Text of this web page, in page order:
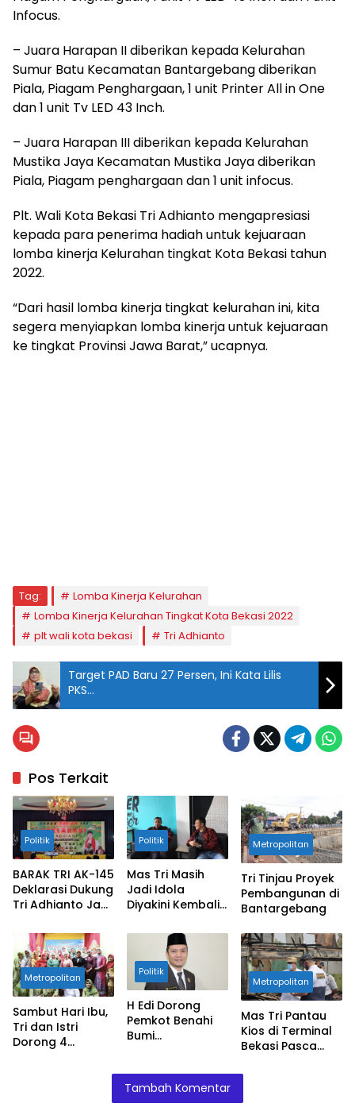
Infocus.
– Juara Harapan II diberikan kepada Kelurahan
Sumur Batu Kecamatan Bantargebang diberikan
Piala, Piagam Penghargaan, 1 unit Printer All in One
dan 1 unit Tv LED 43 Inch.
– Juara Harapan III diberikan kepada Kelurahan
Mustika Jaya Kecamatan Mustika Jaya diberikan
Piala, Piagam penghargaan dan 1 unit infocus.
Plt. Wali Kota Bekasi Tri Adhianto mengapresiasi
kepada para penerima hadiah untuk kejuaraan
lomba kinerja Kelurahan tingkat Kota Bekasi tahun
2022.
“Dari hasil lomba kinerja tingkat kelurahan ini, kita
segera menyiapkan lomba kinerja untuk kejuaraan
ke tingkat Provinsi Jawa Barat,” ucapnya.
Tag:
Lomba Kinerja Kelurahan
Lomba Kinerja Kelurahan Tingkat Kota Bekasi 2022
plt wali kota bekasi
Tri Adhianto
Target PAD Baru 27 Persen, Ini Kata Lilis
PKS…
Pos Terkait
Politik
BARAK TRI AK-145
Deklarasi Dukung
Tri Adhianto Jadi
Politik
Mas Tri Masih
Jadi Idola
Diyakini Kembali
Bekasi
Metropolitan
Tri Tinjau Proyek
Pembangunan di
Bantargebang
Metropolitan
Sambut Hari Ibu,
Tri dan Istri
Dorong 4
Politik
H Edi Dorong
Pemkot Benahi
Bumi
Metropolitan
Mas Tri Pantau
Kios di Terminal
Bekasi Pasca
Tambah Komentar